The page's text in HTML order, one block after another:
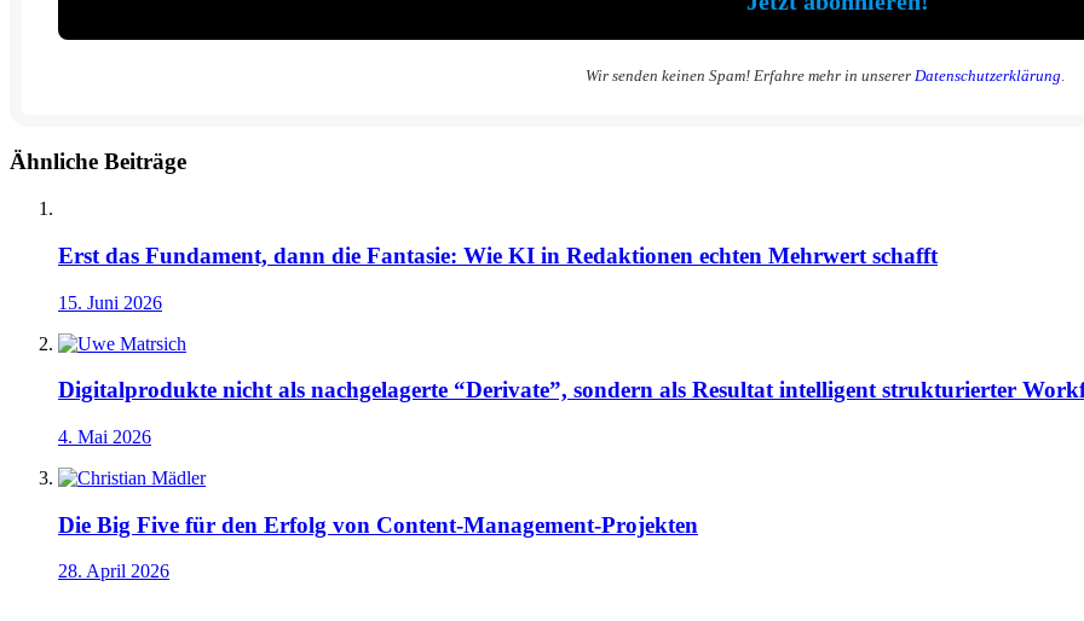
Wir senden keinen Spam! Erfahre mehr in unserer Datenschutzerklärung
Ähnliche Beiträge
Erst das Fundament, dann die Fantasie: Wie KI in Redaktionen echten Mehrwert schafft
15. Juni 2026
Digitalprodukte nicht als nachgelagerte “Derivate”, sondern als Resultat intelligent strukturierter
4. Mai 2026
Die Big Five für den Erfolg von Content-Management-Projekten
28. April 2026